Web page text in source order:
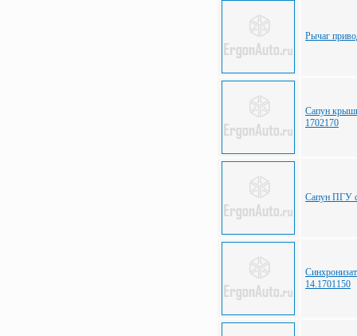
Рычаг
Сапун
1702170
Сапун ПГУ
14.1701150